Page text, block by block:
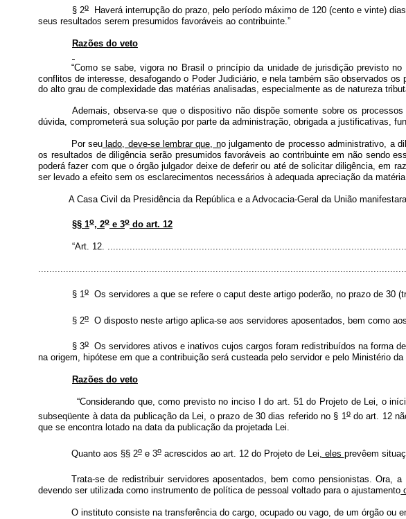
§ 2o
Haverá interrupção do prazo, pelo período máximo de 120 (cento e vinte)
seus resultados serem presumidos favoráveis ao contribuinte.”
Razões do veto
“Como se sabe, vigora no Brasil o princípio da unidade de jurisdição previsto no
conflitos de interesse, desafogando o Poder Judiciário, e nela também são observados
do alto grau de complexidade das matérias analisadas, especialmente as de natureza
Ademais, observa-se que o dispositivo não dispõe somente sobre os
dúvida, comprometerá sua solução por parte da administração, obrigada a justificativas,
Por seulado, deve-se lembrar que, no julgamento de processo administrativo, a
os resultados de diligência serão presumidos favoráveis ao contribuinte em não sendo
poderá fazer com que o órgão julgador deixe de deferir ou até de solicitar diligência, em
ser levado a efeito sem os esclarecimentos necessários à adequada apreciação da
A Casa Civil da Presidência da República e a Advocacia-Geral da União
§§ 1o, 2oe 3odo art. 12
“Art. 12.
§ 1oOs servidores a que se refere o caput deste artigo poderão, no prazo de 30
§ 2oO disposto neste artigo aplica-se aos servidores aposentados, bem como
§ 3o
Os servidores ativos e inativos cujos cargos foram redistribuídos na forma
na origem, hipótese em que a contribuição será custeada pelo servidor e pelo Ministério da
Razões do veto
“Considerando que, como previsto no inciso I do art. 51 do Projeto de Lei, o início
subseqüente à data da publicação da Lei, o prazo de 30 dias referido no § 1odo art. 12
que se encontra lotado na data da publicação da projetada Lei.
Quanto aos §§ 2oe 3oacrescidos ao art. 12 do Projeto de Lei , eles prevêem
Trata-se de redistribuir servidores aposentados, bem como pensionistas.
devendo ser utilizada como instrumento de política de pessoal voltado para o ajustamento
O instituto consiste na transferência do cargo, ocupado ou vago, de um órgão ou